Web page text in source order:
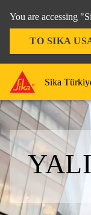
You are accessing
TO SIKA
Sika